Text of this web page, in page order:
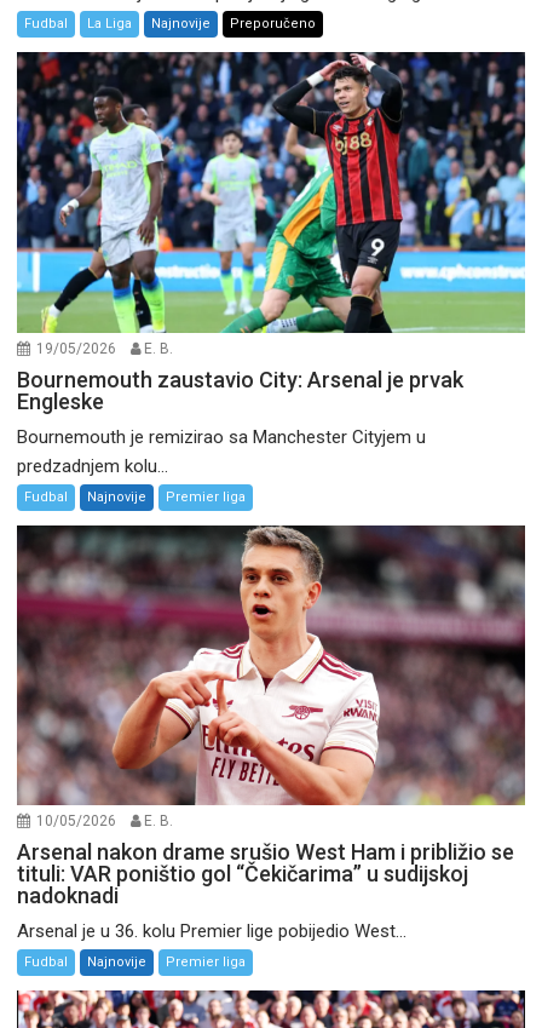
Fudbal La Liga Najnovije Preporučeno
19/05/2026 E. B.
Bournemouth zaustavio City: Arsenal je prvak
Engleske
Bournemouth je remizirao sa Manchester Cityjem u
predzadnjem kolu...
Fudbal Najnovije Premier liga
10/05/2026 E. B.
Arsenal nakon drame srušio West Ham i približio se
tituli: VAR poništio gol “Čekičarima” u sudijskoj
nadoknadi
Arsenal je u 36. kolu Premier lige pobijedio West...
Fudbal Najnovije Premier liga